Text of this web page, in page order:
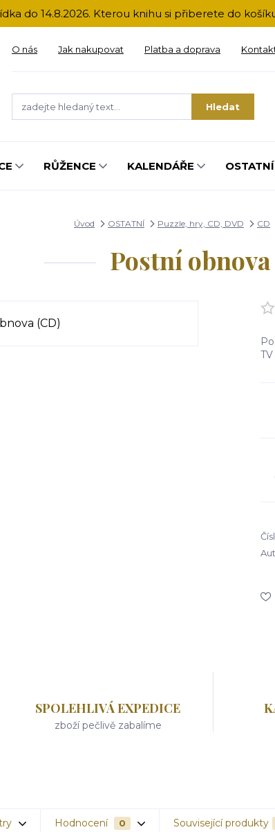
do 14.8.2026. Kterou knihu si přiberete do
O nás Jak nakupovat Platba a doprava
Hledat
RŮŽENCE KALENDÁŘE OSTATNÍ
Úvod OSTATNÍ Puzzle, hry, CD, DVD CD
Postní
SPOLEHLIVÁ EXPEDICE
zboží pečlivě zabalíme
Hodnocení 0 Související produkty